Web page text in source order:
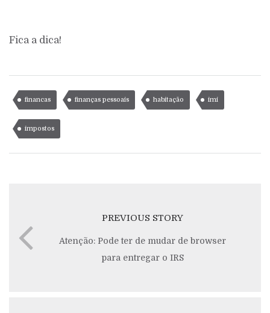
Fica a dica!
financas finanças pessoais habitação imi
impostos
PREVIOUS STORY
Atenção: Pode ter de mudar de browser
para entregar o IRS